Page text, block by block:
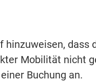
hinzuweisen,
Mobilität nicht
Buchung an.